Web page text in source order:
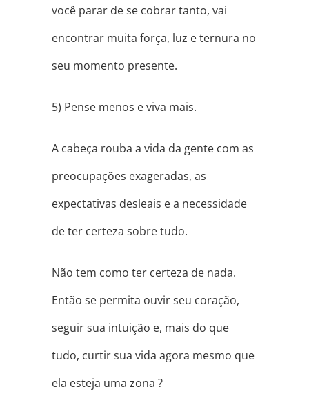
você parar de se cobrar tanto, vai
encontrar muita força, luz e ternura no
seu momento presente.
5) Pense menos e viva mais.
A cabeça rouba a vida da gente com as
preocupações exageradas, as
expectativas desleais e a necessidade
de ter certeza sobre tudo.
Não tem como ter certeza de nada.
Então se permita ouvir seu coração,
seguir sua intuição e, mais do que
tudo, curtir sua vida agora mesmo que
ela esteja uma zona ?